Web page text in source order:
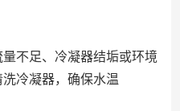
不足、冷凝器结垢或环境
冷凝器，确保水温